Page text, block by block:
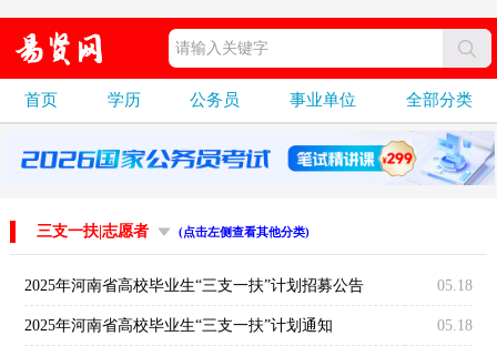
首页 学历 公务员 事业单位 全部分类
三支一扶|志愿者 (点击左侧查看其他分类)
2025年河南省高校毕业生“三支一扶”计划招募公告 05.18
2025年河南省高校毕业生“三支一扶”计划通知 05.18